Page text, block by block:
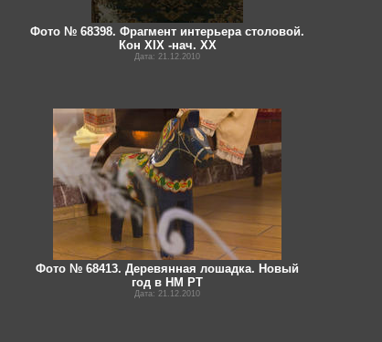
Фото № 68398. Фрагмент интерьера столовой.
Кон XIX -нач. XX
Дата: 21.12.2010
Фото № 68413. Деревянная лошадка. Новый
год в НМ РТ
Дата: 21.12.2010